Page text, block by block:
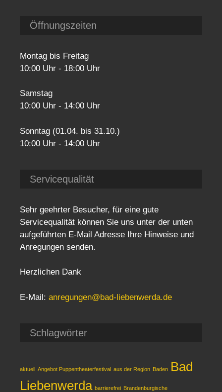
Öffnungszeiten
Montag bis Freitag
10:00 Uhr - 18:00 Uhr
Samstag
10:00 Uhr - 14:00 Uhr
Sonntag (01.04. bis 31.10.)
10:00 Uhr - 14:00 Uhr
Servicequalität
Sehr geehrter Besucher, für eine gute
Servicequalität können Sie uns unter der unten
aufgeführten E-Mail Adresse Ihre Hinweise und
Anregungen senden.
Herzlichen Dank
E-Mail: anregungen@bad-liebenwerda.de
Schlagwörter
aktuell Angebot Puppentheaterfestival aus der Region Baden Bad
Liebenwerda barrierefrei Brandenburgische